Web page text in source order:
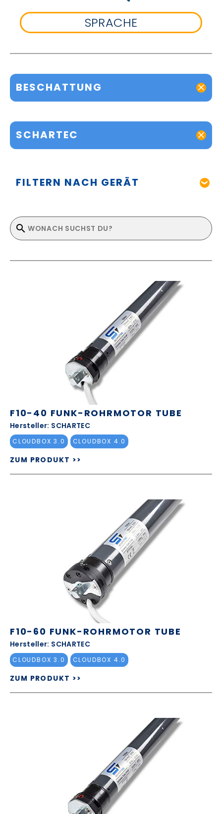
SPRACHE
BESCHATTUNG
SCHARTEC
FILTERN NACH GERÄT
F10-40 FUNK-ROHRMOTOR TUBE
Hersteller: SCHARTEC
CLOUDBOX 3.0 CLOUDBOX 4.0
ZUM PRODUKT >>
F10-60 FUNK-ROHRMOTOR TUBE
Hersteller: SCHARTEC
CLOUDBOX 3.0 CLOUDBOX 4.0
ZUM PRODUKT >>